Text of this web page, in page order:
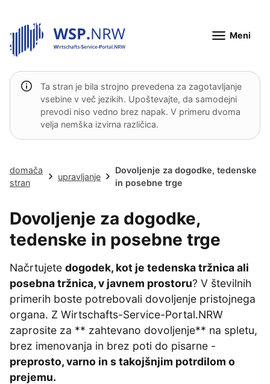
Meni
Ta stran je bila strojno prevedena za zagotavljanje
vsebine v več jezikih. Upoštevajte, da samodejni
prevodi niso vedno brez napak. V primeru dvoma
velja nemška izvirna različica.
domača
stran
upravljanje
Dovoljenje za dogodke, tedenske
in posebne trge
Dovoljenje za dogodke,
tedenske in posebne trge
Načrtujete dogodek, kot je tedenska tržnica ali
posebna tržnica, v javnem prostoru? V številnih
primerih boste potrebovali dovoljenje pristojnega
organa. Z Wirtschafts-Service-Portal.NRW
zaprosite za ** zahtevano dovoljenje** na spletu,
brez imenovanja in brez poti do pisarne -
preprosto, varno in s takojšnjim potrdilom o
prejemu.